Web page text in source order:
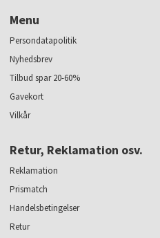
Menu
Persondatapolitik
Nyhedsbrev
Tilbud spar 20-60%
Gavekort
Vilkår
Retur, Reklamation osv.
Reklamation
Prismatch
Handelsbetingelser
Retur